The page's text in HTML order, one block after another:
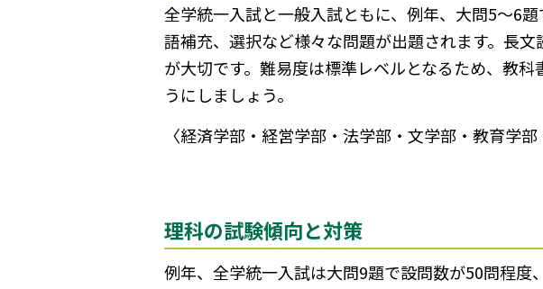
全学統一入試と一般入試ともに、例年、大問5～6
語補充、選択など様々な問題が出題されます。長
が大切です。難易度は標準レベルとなるため、教
うにしましょう。
〈経済学部・経営学部・法学部・文学部・教育学
理科の試験傾向と対策
例年、全学統一入試は大問9題で設問数が50問程